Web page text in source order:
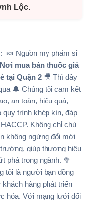
Lộc.
🍬 Nguồn mỹ phẩm sỉ
Nơi mua bán thuốc giá
tại Quận 2 🎥 Thì đây
🔔 Chúng tôi cam kết
an toàn, hiệu quả,
trình khép kín, đáp
Không chỉ chú
không ngừng đổi mới
giúp thương hiệu
phá trong ngành. 🥦
tôi là người bạn đồng
hàng phát triển
hóa. Với mạng lưới đối